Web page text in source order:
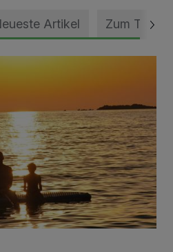
Artikel Zum Thema
gesucht